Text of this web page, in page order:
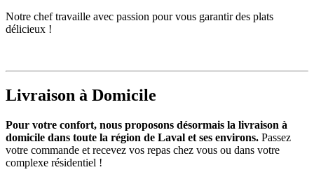
Notre chef travaille avec passion pour vous garantir des plats
délicieux !
Livraison à Domicile
Pour votre confort, nous proposons désormais la livraison à
domicile dans toute la région de Laval et ses environs. Passez
votre commande et recevez vos repas chez vous ou dans votre
complexe résidentiel !